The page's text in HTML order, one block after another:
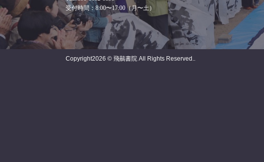
受付時間：8:00〜17:00（月〜土）
Copyright2026 © 飛䴏書院 All Rights Reserved..